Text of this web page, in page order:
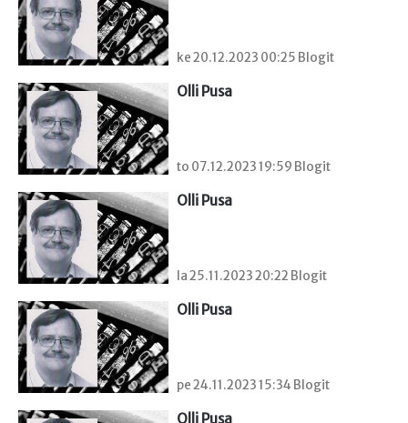
ke 20.12.2023 00:25 Blogit
Olli Pusa
to 07.12.2023 19:59 Blogit
Olli Pusa
la 25.11.2023 20:22 Blogit
Olli Pusa
pe 24.11.2023 15:34 Blogit
Olli Pusa